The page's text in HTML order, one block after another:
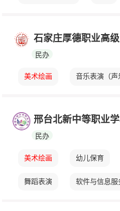
石家庄厚德职业高
民办
美术绘画 音乐表演（声
邢台北新中等职业
民办
美术绘画 幼儿保育
舞蹈表演 软件与信息服